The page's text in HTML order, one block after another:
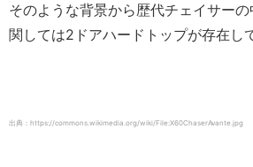
そのような背景から歴代チェイサー
関しては2ドアハードトップが存在し
出典：https://commons.wikimedia.org/wiki/File:X60ChaserAvante.jpg